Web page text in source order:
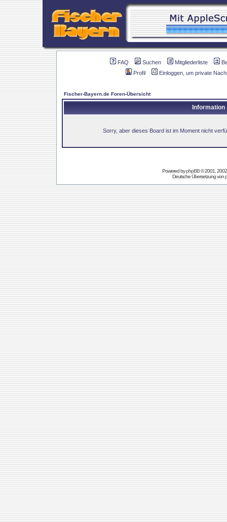
FAQ Suchen Mitgliederliste
Profil
Einloggen, um private
Fischer-Bayern.de Foren-Übersicht
Information
Sorry, aber dieses Board ist im Moment nicht
Powered byphpBB© 2001,
Deutsche Übersetzung von